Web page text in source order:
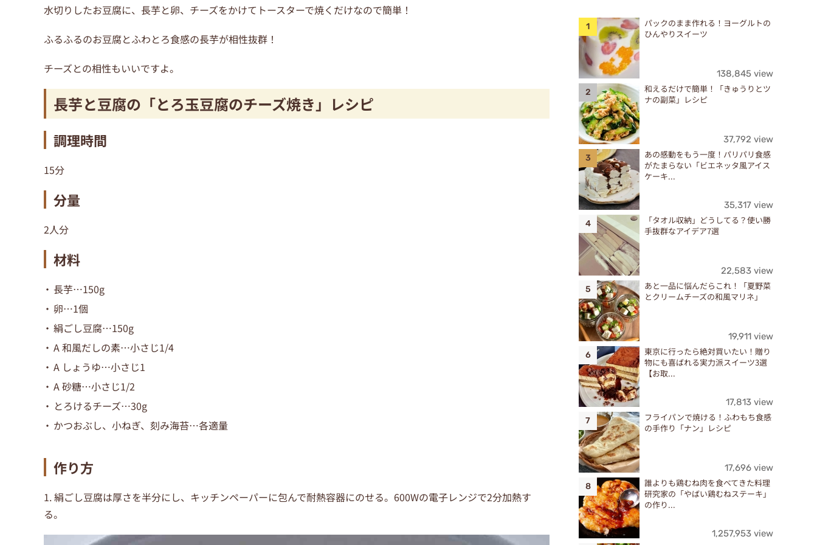
水切りしたお豆腐に、長芋と卵、チーズをかけてトースターで焼くだけなので簡単！
ふるふるのお豆腐とふわとろ食感の長芋が相性抜群！
チーズとの相性もいいですよ。
長芋と豆腐の「とろ玉豆腐のチーズ焼き」レシピ
調理時間
15分
分量
2人分
材料
長芋…150g
卵…1個
絹ごし豆腐…150g
A 和風だしの素…小さじ1/4
A しょうゆ…小さじ1
A 砂糖…小さじ1/2
とろけるチーズ…30g
かつおぶし、小ねぎ、刻み海苔…各適量
作り方
1. 絹ごし豆腐は厚さを半分にし、キッチンペーパーに包んで耐熱容器にのせる。600Wの電子レンジで2分加熱す
る。
パックのまま作れる！ヨーグルトの
ひんやりスイーツ
138,845 view
和えるだけで簡単！「きゅうりとツ
ナの副菜」レシピ
37,792 view
あの感動をもう一度！パリパリ食感
がたまらない「ビエネッタ風アイス
ケーキ...
35,317 view
「タオル収納」どうしてる？使い勝
手抜群なアイデア7選
22,583 view
あと一品に悩んだらこれ！「夏野菜
とクリームチーズの和風マリネ」
19,911 view
東京に行ったら絶対買いたい！贈り
物にも喜ばれる実力派スイーツ3選
【お取...
17,813 view
フライパンで焼ける！ふわもち食感
の手作り「ナン」レシピ
17,696 view
誰よりも鶏むね肉を食べてきた料理
研究家の「やばい鶏むねステーキ」
の作り...
1,257,953 view